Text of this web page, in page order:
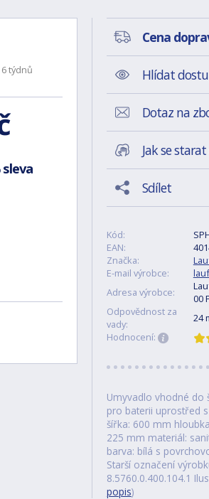
týdnů
sleva
Cena
Hlídat
Dotaz na
Jak se
Sdílet
Kód:
EAN:
Značka:
E-mail výrobce:
Adresa výrobce:
00
Odpovědnost za
vady:
24
Hodnocení:
Umyvadlo vhodné do
pro baterii uprostřed
šířka: 600 mm
225 mm materiál:
barva: bílá s
Starší označení
8.5760.0.400.104.1
popis)